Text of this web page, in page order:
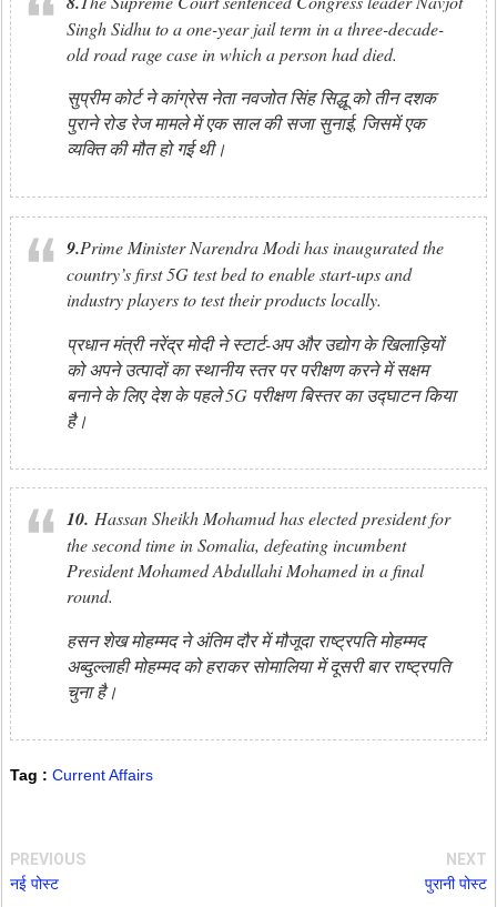
Singh Sidhu to a one-year jail term in a three-decade-
old road rage case in which a person had died.
सुप्रीम कोर्ट ने कांग्रेस नेता नवजोत सिंह सिद्धू को तीन दशक
पुराने रोड रेज मामले में एक साल की सजा सुनाई, जिसमें एक
व्यक्ति की मौत हो गई थी।
9.Prime Minister Narendra Modi has inaugurated the
country’s first 5G test bed to enable start-ups and
industry players to test their products locally.
प्रधान मंत्री नरेंद्र मोदी ने स्टार्ट-अप और उद्योग के खिलाड़ियों
को अपने उत्पादों का स्थानीय स्तर पर परीक्षण करने में सक्षम
बनाने के लिए देश के पहले 5G परीक्षण बिस्तर का उद्घाटन किया
है।
10. Hassan Sheikh Mohamud has elected president for
the second time in Somalia, defeating incumbent
President Mohamed Abdullahi Mohamed in a final
round.
हसन शेख मोहम्मद ने अंतिम दौर में मौजूदा राष्ट्रपति मोहम्मद
अब्दुल्लाही मोहम्मद को हराकर सोमालिया में दूसरी बार राष्ट्रपति
चुना है।
Tag : Current Affairs
PREVIOUS
नई पोस्ट
NEXT
पुरानी पोस्ट